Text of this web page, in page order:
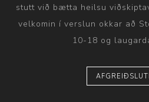
stutt við bætta heilsu
velkomin í verslun okkar að
10-18 og